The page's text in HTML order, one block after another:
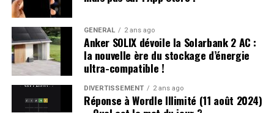
primaire,il côtoie plusieurs camarades appelés Thibault
et autres prénoms similaires. Pour éviter toute
confusion lors des appels en classe, les enseignants
ajoutent souvent la première lettre du nom de famille
après le prénom : ainsi devient-il rapidement « Hugo
D. », un surnom auquel il s’habitue sans arduousé.
GÉNÉRAL 2 ans ago
Anker SOLIX dévoile la Solarbank 2 AC :
la nouvelle ère du stockage d’énergie
ultra-compatible !
DIVERTISSEMENT 2 ans ago
Réponse à Wordle Illimité (11 août 2024)